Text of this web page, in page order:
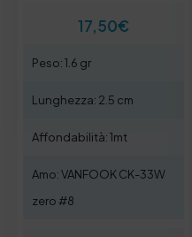
17,50€
Peso: 1.6 gr
Lunghezza: 2.5 cm
Affondabilità: 1mt
Amo: VANFOOK CK-33W
zero #8